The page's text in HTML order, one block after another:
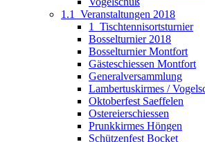
1.1_Veranstaltungen 2018
1_Tischtennisortsturnier
Bosselturnier 2018
Bosselturnier Montfort
Gästeschiessen Montfort
Generalversammlung
Lambertuskirmes /
Oktoberfest Saeffelen
Ostereierschiessen
Prunkkirmes Höngen
Schützenfest Bocket